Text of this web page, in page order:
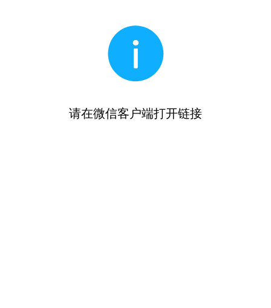
请在微信客户端打开链接